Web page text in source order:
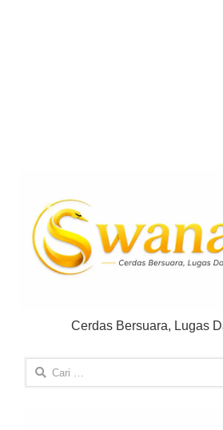
Cerdas Bersuara, Lugas
Cari